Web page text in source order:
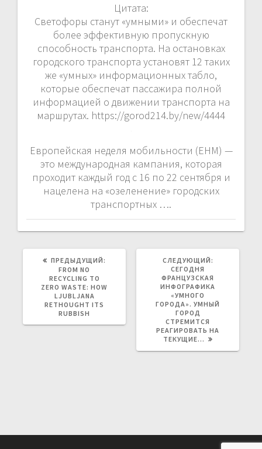
Цитата:
Светофоры станут «умными» и обеспечат
более эффективную пропускную
способность транспорта. На остановках
городского транспорта установят 12 таких
же «умных» информационных табло,
которые обеспечат пассажира полной
информацией о движении транспорта на
маршрутах. https://gorod214.by/new/4444
Европейская неделя мобильности (ЕНМ) —
это международная кампания, которая
проходит каждый год с 16 по 22 сентября и
нацелена на «озеленение» городских
транспортных ….
ПРЕДЫДУЩИЙ:
FROM NO
RECYCLING TO
ZERO WASTE: HOW
LJUBLJANA
RETHOUGHT ITS
RUBBISH
СЛЕДУЮЩИЙ:
СЕГОДНЯ
ФРАНЦУЗСКАЯ
ИНФОГРАФИКА
«УМНОГО
ГОРОДА». УМНЫЙ
ГОРОД
СТРЕМИТСЯ
РЕАГИРОВАТЬ НА
ТЕКУЩИЕ…